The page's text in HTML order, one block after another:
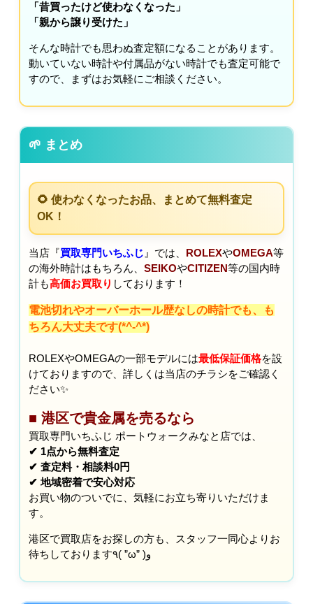
「昔買ったけど使わなくなった」
「親から譲り受けた」
そんな時計でも思わぬ査定額になることがあります。
動いていない時計や付属品がない時計でも査定可能で
すので、まずはお気軽にご相談ください。
🌱 まとめ
🌻 使わなくなったお品、まとめて無料査定
OK！
当店『買取専門いちふじ 』では、 ROLEXやOMEGA等
の海外時計はもちろん、 SEIKOやCITIZEN等の国内時
計も高価お買取り しております！
電池切れやオーバーホール歴なしの時計でも、も
ちろん大丈夫です(*^-^*)
ROLEXやOMEGAの一部モデルには最低保証価格を設
けておりますので、詳しくは当店のチラシをご確認く
ださい✨
■ 港区で貴金属を売るなら
買取専門いちふじ ポートウォークみなと店では、
✔ 1点から無料査定
✔ 査定料・相談料0円
✔ 地域密着で安心対応
お買い物のついでに、気軽にお立ち寄りいただけま
す。
港区で買取店をお探しの方も、スタッフ一同心よりお
待ちしております٩( ”ω” )و